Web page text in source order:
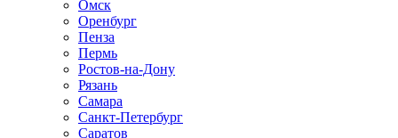
Омск
Оренбург
Пенза
Пермь
Ростов-на-Дону
Рязань
Самара
Санкт-Петербург
Саратов